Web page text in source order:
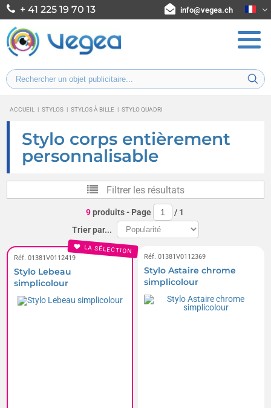
+ 41 225 19 70 13 info@vegea.ch
ACCUEIL | STYLOS | STYLOS À BILLE | STYLO QUADRI
Stylo corps entièrement
personnalisable
Filtrer les résultats
9produits- Page / 1
Trier par...
LA SÉLECTION
Réf. 01381V0112419
Stylo Lebeau
simplicolour
Réf. 01381V0112369
Stylo Astaire chrome
simplicolour